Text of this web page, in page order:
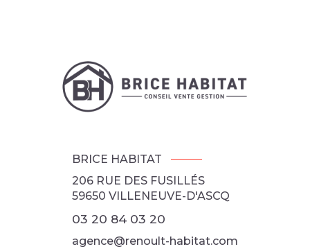
BRICE HABITAT
206 RUE DES FUSILLÉS
59650 VILLENEUVE-D'ASCQ
03 20 84 03 20
agence@renoult-habitat.com